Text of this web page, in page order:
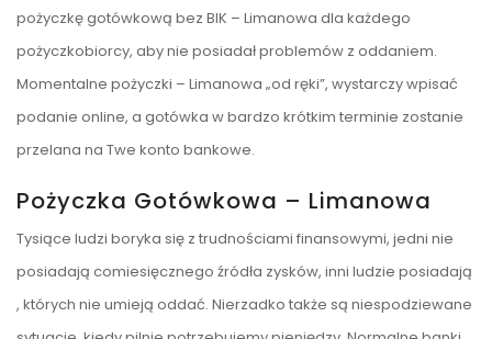
pożyczkę gotówkową bez BIK – Limanowa dla każdego
pożyczkobiorcy, aby nie posiadał problemów z oddaniem.
Momentalne pożyczki – Limanowa „od ręki”, wystarczy wpisać
podanie online, a gotówka w bardzo krótkim terminie zostanie
przelana na Twe konto bankowe.
Pożyczka Gotówkowa – Limanowa
Tysiące ludzi boryka się z trudnościami finansowymi, jedni nie
posiadają comiesięcznego źródła zysków, inni ludzie posiadają
, których nie umieją oddać. Nierzadko także są niespodziewane